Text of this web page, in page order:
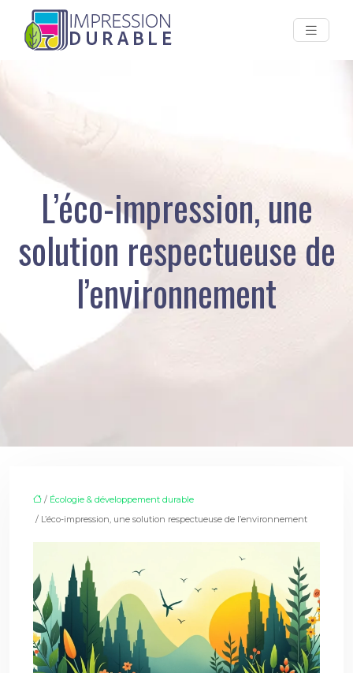
L’éco-impression, une
solution respectueuse de
l’environnement
/ Écologie & développement durable
/ L’éco-impression, une solution respectueuse de l’environnement